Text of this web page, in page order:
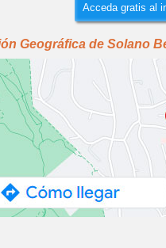
Acceda gratis al
Geográfica de Solano